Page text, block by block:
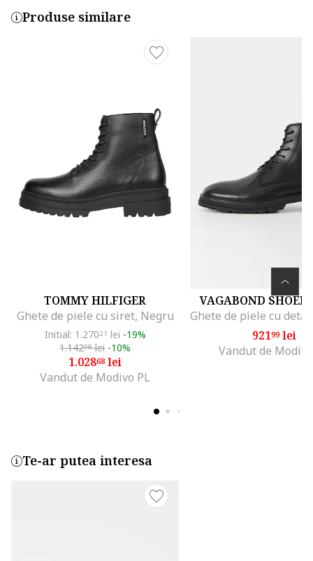
Produse similare
TOMMY HILFIGER
Ghete de piele cu siret, Negru
Initial: 1.27021 lei -19%
1.14298lei -10%
1.02868 lei
Vandut de Modivo PL
VAGABOND
92199lei
Vandut de
Te-ar putea interesa